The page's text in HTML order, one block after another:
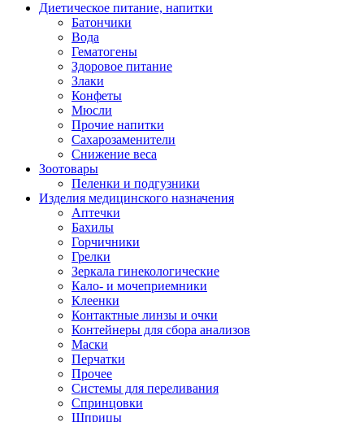
Диетическое питание, напитки
Батончики
Вода
Гематогены
Здоровое питание
Злаки
Конфеты
Мюсли
Прочие напитки
Сахарозаменители
Снижение веса
Зоотовары
Пеленки и подгузники
Изделия медицинского назначения
Аптечки
Бахилы
Горчичники
Грелки
Зеркала гинекологические
Кало- и мочеприемники
Клеенки
Контактные линзы и очки
Контейнеры для сбора анализов
Маски
Перчатки
Прочее
Системы для переливания
Спринцовки
Шприцы